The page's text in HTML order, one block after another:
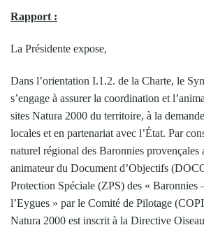
Rapport :
La Présidente expose,
Dans l’orientation I.1.2. de la Charte, le
s’engage à assurer la coordination et
sites Natura 2000 du territoire, à la
locales et en partenariat avec l’État. Par
naturel régional des Baronnies provençales
animateur du Document d’Objectifs
Protection Spéciale (ZPS) des « Baronnies
l’Eygues » par le Comité de Pilotage
Natura 2000 est inscrit à la Directive